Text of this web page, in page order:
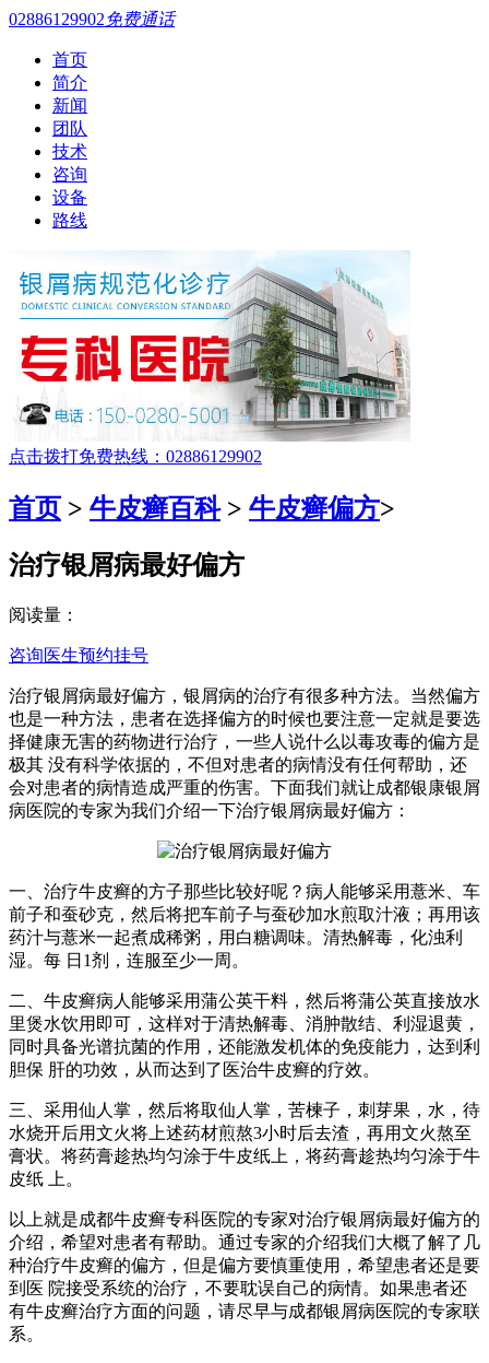
02886129902免费通话
首页
简介
新闻
团队
技术
咨询
设备
路线
点击拨打免费热线：02886129902
首页 > 牛皮癣百科> 牛皮癣偏方>
治疗银屑病最好偏方
阅读量：
咨询医生预约挂号
治疗银屑病最好偏方，银屑病的治疗有很多种方法。当然偏方
也是一种方法，患者在选择偏方的时候也要注意一定就是要选
择健康无害的药物进行治疗，一些人说什么以毒攻毒的偏方是
极其 没有科学依据的，不但对患者的病情没有任何帮助，还
会对患者的病情造成严重的伤害。下面我们就让成都银康银屑
病医院的专家为我们介绍一下治疗银屑病最好偏方：
一、治疗牛皮癣的方子那些比较好呢？病人能够采用薏米、车
前子和蚕砂克，然后将把车前子与蚕砂加水煎取汁液；再用该
药汁与薏米一起煮成稀粥，用白糖调味。清热解毒，化浊利
湿。每 日1剂，连服至少一周。
二、牛皮癣病人能够采用蒲公英干料，然后将蒲公英直接放水
里煲水饮用即可，这样对于清热解毒、消肿散结、利湿退黄，
同时具备光谱抗菌的作用，还能激发机体的免疫能力，达到利
胆保 肝的功效，从而达到了医治牛皮癣的疗效。
三、采用仙人掌，然后将取仙人掌，苦楝子，刺芽果，水，待
水烧开后用文火将上述药材煎熬3小时后去渣，再用文火熬至
膏状。将药膏趁热均匀涂于牛皮纸上，将药膏趁热均匀涂于牛
皮纸 上。
以上就是成都牛皮癣专科医院的专家对治疗银屑病最好偏方的
介绍，希望对患者有帮助。通过专家的介绍我们大概了解了几
种治疗牛皮癣的偏方，但是偏方要慎重使用，希望患者还是要
到医 院接受系统的治疗，不要耽误自己的病情。如果患者还
有牛皮癣治疗方面的问题，请尽早与成都银屑病医院的专家联
系。